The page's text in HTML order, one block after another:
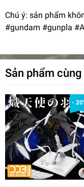
Chú ý: sản phẩm
#gundam #gunpla
Sản phẩm
-